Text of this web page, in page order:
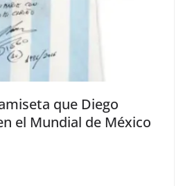
que Diego
el Mundial de México